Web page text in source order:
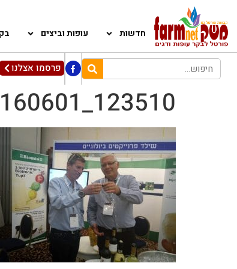
חדשות עופות וביצים
פרסמו אצלנו